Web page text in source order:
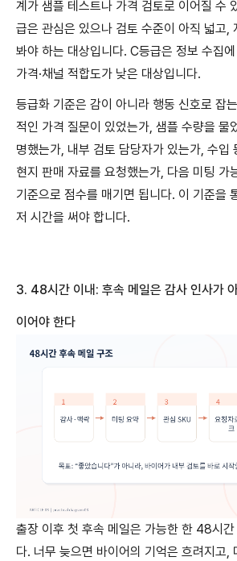
계가 샘플 테스트나 가격 검토로 이어질 수
급은 관심은 있으나 검토 수준이 아직 넓고,
봐야 하는 대상입니다. C등급은 정보 수집
가격·채널 적합도가 낮은 대상입니다.
등급화 기준은 감이 아니라 행동 신호로 잡
적인 가격 질문이 있었는가, 샘플 수량을 물
명했는가, 내부 검토 담당자가 있는가, 수입
현지 판매 자료를 요청했는가, 다음 미팅 가
기준으로 점수를 매기면 됩니다. 이 기준을
저 시간을 써야 합니다.
3. 48시간 이내 : 후속 메일은 감사 인사가
이어야 한다
출장 이후 첫 후속 메일은 가능한 한 48시간
다. 너무 늦으면 바이어의 기억은 흐려지고,